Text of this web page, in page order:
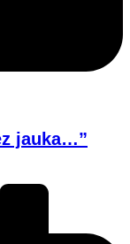
jauka…”